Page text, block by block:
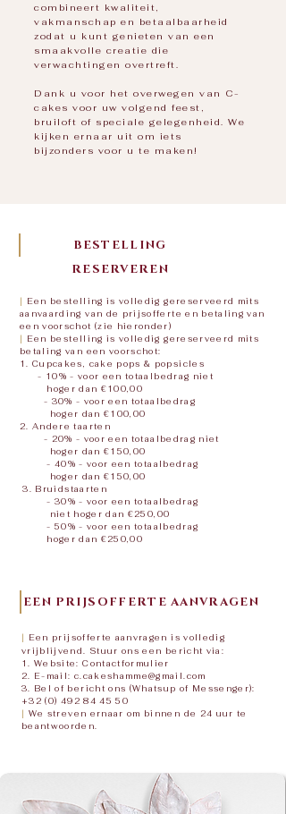
combineert kwaliteit,
vakmanschap en betaalbaarheid
zodat u kunt genieten van een
smaakvolle creatie die
verwachtingen overtreft.
Dank u voor het overwegen van C-
cakes voor uw volgend feest,
bruiloft of speciale gelegenheid. We
kijken ernaar uit om iets
bijzonders voor u te maken!
BESTELLING
RESERVEREN
| Een bestelling is volledig gereserveerd mits
aanvaarding van de prijsofferte en betaling van
een voorschot (zie hieronder)
| Een bestelling is volledig gereserveerd mits
betaling van een voorschot:
1. Cupcakes, cake pops & popsicles
- 10% - voor een totaalbedrag niet
hoger dan €100,00
- 30% - voor een totaalbedrag
hoger dan €100,00
2. Andere taarten
- 20% - voor een totaalbedrag niet
hoger dan €150,00
- 40% - voor een totaalbedrag
hoger dan €150,00
3. Bruidstaarten
- 30% - voor een totaalbedrag
niet hoger dan €250,00
- 50% - voor een totaalbedrag
hoger dan €250,00
EEN PRIJSOFFERTE AANVRAGEN
| Een prijsofferte aanvragen is volledig
vrijblijvend. Stuur ons een bericht via:
1. Website:Contactformulier
2. E-mail: c.cakeshamme@gmail.com
3. Bel of bericht ons (Whatsup of Messenger):
+32 (0) 492 84 45 50
| We streven ernaar om binnen de 24 uur te
beantwoorden.